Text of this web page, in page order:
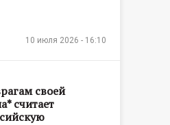
10 июля 2026 - 16:10
своей
считает